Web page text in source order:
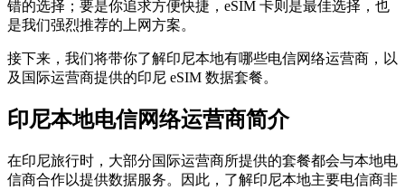
错的选择；要是你追求方便快捷，eSIM 卡则是最佳选择，也
是我们强烈推荐的上网方案。
接下来，我们将带你了解印尼本地有哪些电信网络运营商，以
及国际运营商提供的印尼 eSIM 数据套餐。
印尼本地电信网络运营商简介
在印尼旅行时，大部分国际运营商所提供的套餐都会与本地电
信商合作以提供数据服务。因此，了解印尼本地主要电信商非